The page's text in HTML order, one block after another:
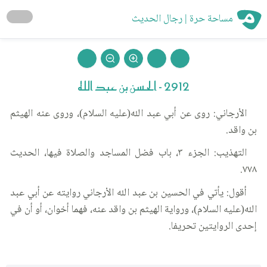
مساحة حرة | رجال الحديث
2912 - الحسن بن عبد الله
الأرجاني: روى عن أبي عبد الله(عليه السلام)، وروى عنه الهيثم
بن واقد.
التهذيب: الجزء ٣، باب فضل المساجد والصلاة فيها، الحديث
٧٧٨.
أقول: يأتي في الحسين بن عبد الله الأرجاني روايته عن أبي عبد
الله(عليه السلام)، ورواية الهيثم بن واقد عنه، فهما أخوان، أو أن في
إحدى الروايتين تحريفا.